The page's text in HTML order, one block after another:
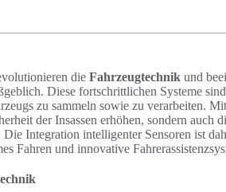
die Fahrzeugtechnik und
Diese fortschrittlichen Systeme
zu sammeln sowie zu verarbeiten.
der Insassen erhöhen, sondern auch
Integration intelligenter Sensoren ist
Fahren und innovative